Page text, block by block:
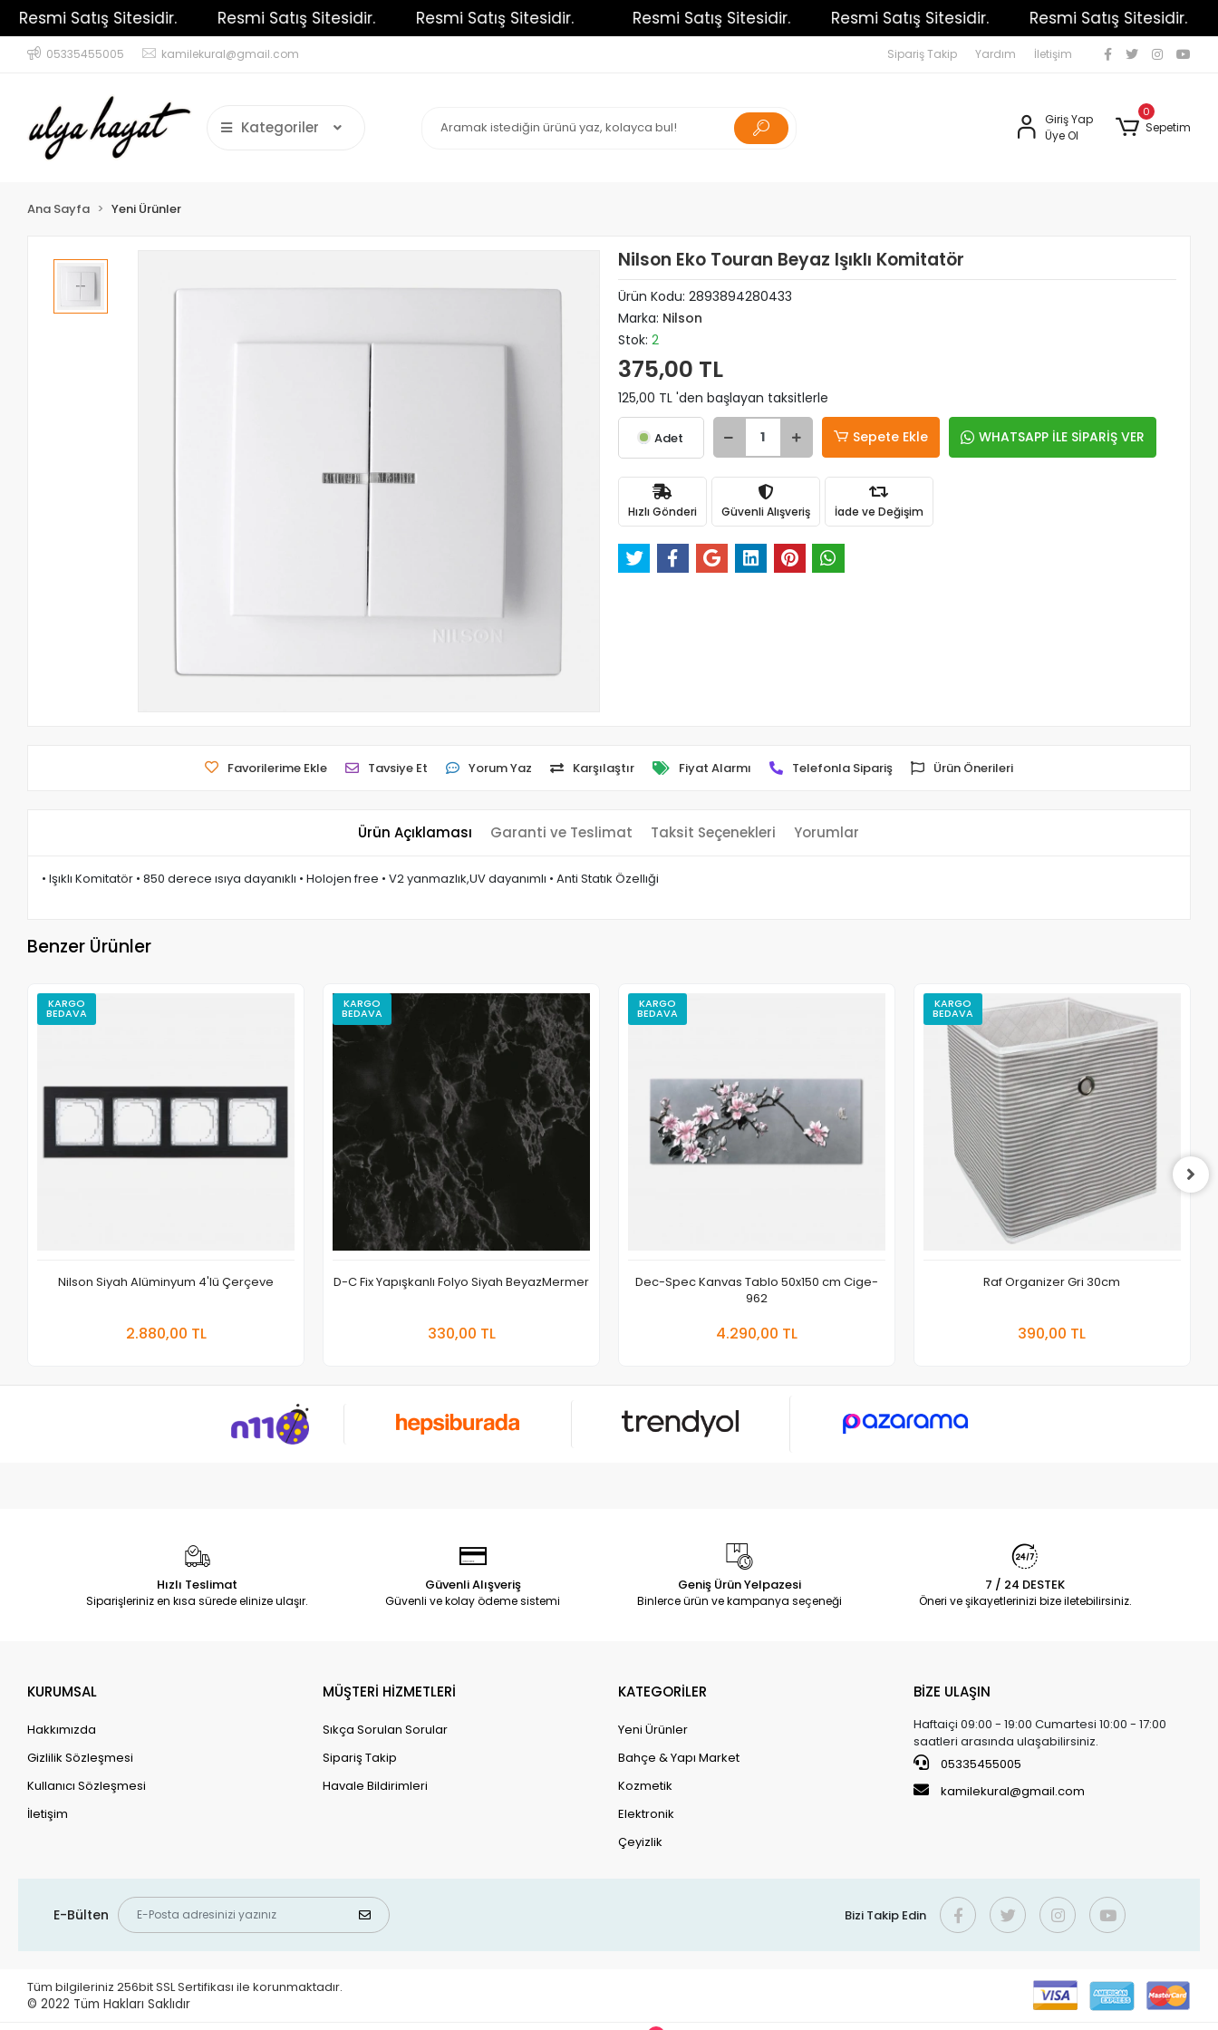
Satış Sitesidir. Resmi Satış Sitesidir. Resmi Satış Sitesidir. Resmi Satış Sitesidir. Resmi Satış Sitesidir. Resmi Satış Sitesidir.
05335455005 kamilekural@gmail.com Sipariş Takip Yardım İletişim
Kategoriler
Giriş Yap
Üye Ol
0
Sepetim
Ana Sayfa Yeni Ürünler
Nilson Eko Touran Beyaz Işıklı Komitatör
Ürün Kodu: 2893894280433
Marka: Nilson
Stok: 2
375,00 TL
125,00 TL 'den başlayan taksitlerle
Adet Sepete Ekle WHATSAPP İLE SİPARİŞ VER
Hızlı Gönderi Güvenli Alışveriş İade ve Değişim
Favorilerime Ekle Tavsiye Et Yorum Yaz Karşılaştır Fiyat Alarmı Telefonla Sipariş Ürün Önerileri
Ürün Açıklaması Garanti ve Teslimat Taksit Seçenekleri Yorumlar
• Işıklı Komitatör • 850 derece ısıya dayanıklı • Holojen free • V2 yanmazlık,UV dayanımlı • Anti Statık Özellıği
Benzer Ürünler
KARGO
BEDAVA
Nilson Siyah Alüminyum 4'lü Çerçeve
2.880,00 TL
KARGO
BEDAVA
D-C Fix Yapışkanlı Folyo Siyah BeyazMermer
330,00 TL
KARGO
BEDAVA
Dec-Spec Kanvas Tablo 50x150 cm Cige-
962
4.290,00 TL
KARGO
BEDAVA
Raf Organizer Gri 30cm
390,00 TL
Hızlı Teslimat
Siparişleriniz en kısa sürede elinize ulaşır.
Güvenli Alışveriş
Güvenli ve kolay ödeme sistemi
Geniş Ürün Yelpazesi
Binlerce ürün ve kampanya seçeneği
7 / 24 DESTEK
Öneri ve şikayetlerinizi bize iletebilirsiniz.
KURUMSAL
Hakkımızda
Gizlilik Sözleşmesi
Kullanıcı Sözleşmesi
İletişim
MÜŞTERİ HİZMETLERİ
Sıkça Sorulan Sorular
Sipariş Takip
Havale Bildirimleri
KATEGORİLER
Yeni Ürünler
Bahçe & Yapı Market
Kozmetik
Elektronik
Çeyizlik
BİZE ULAŞIN
Haftaiçi 09:00 - 19:00 Cumartesi 10:00 - 17:00
saatleri arasında ulaşabilirsiniz.
05335455005
kamilekural@gmail.com
E-Bülten Bizi Takip Edin
Tüm bilgileriniz 256bit SSL Sertifikası ile korunmaktadır.
© 2022 Tüm Hakları Saklıdır